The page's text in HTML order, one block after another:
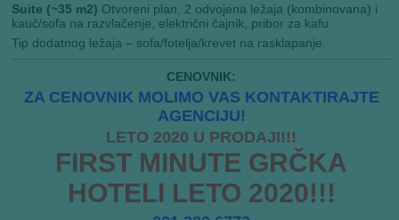
Suite (~35 m2) Otvoreni plan, 2 odvojena ležaja (kombinovana) i
kauč/sofa na razvlačenje, električni čajnik, pribor za kafu.
Tip dodatnog ležaja – sofa/fotelja/krevet na rasklapanje.
CENOVNIK:
ZA CENOVNIK MOLIMO VAS KONTAKTIRAJTE
AGENCIJU!
LETO 2020 U PRODAJI!!!
FIRST MINUTE GRČKA
HOTELI LETO 2020!!!